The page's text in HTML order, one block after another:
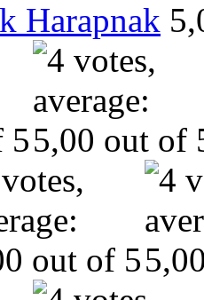
Harapnak